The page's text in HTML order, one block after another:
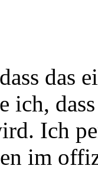
das
ich,
Ich
im